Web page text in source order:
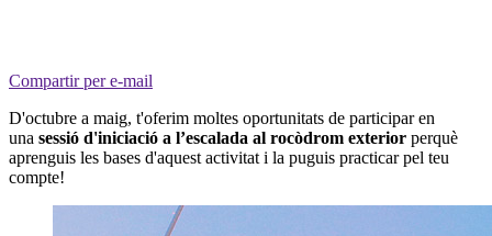
Compartir per e-mail
D'octubre a maig, t'oferim moltes oportunitats de participar en
una sessió d'iniciació a l’escalada al rocòdrom exterior perquè
aprenguis les bases d'aquest activitat i la puguis practicar pel teu
compte!